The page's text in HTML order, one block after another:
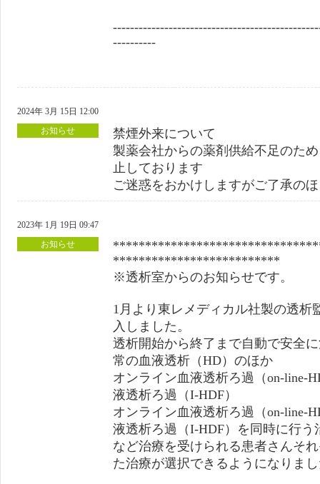
----------
2024年 3月 15日 12:00
お知らせ
禁煙外来について
製薬会社からの薬剤供給不足のた
止しております
ご迷惑をおかけしますがご了承の
2023年 1月 19日 09:47
お知らせ
**************************
※透析室からのお知らせです。
1月より東レメディカル社製の透析
入しました。
透析開始から終了まで自動で安全
常の血液透析（HD）のほか
オンライン血液透析ろ過（on-line-
液透析ろ過（I-HDF）
オンライン血液透析ろ過（on-line-
液透析ろ過（I-HDF）を同時に行う
など治療を受けられる患者さんそ
た治療が選択できるようになりま